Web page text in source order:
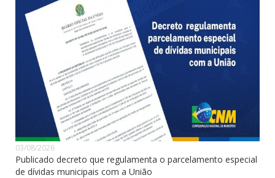
03/08/2026
Publicado decreto que regulamenta o parcelamento especial
de dívidas municipais com a União